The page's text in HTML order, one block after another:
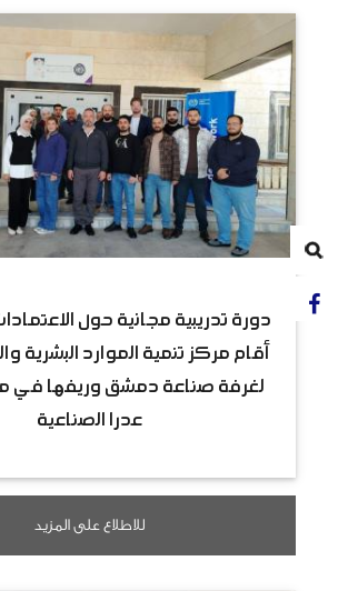
دورة تدريبية مجانية حول
أقام مركز تنمية الموارد البشرية
لغرفة صناعة دمشق وريفها في
عدرا الصناعية
للاطلاع على المزيد